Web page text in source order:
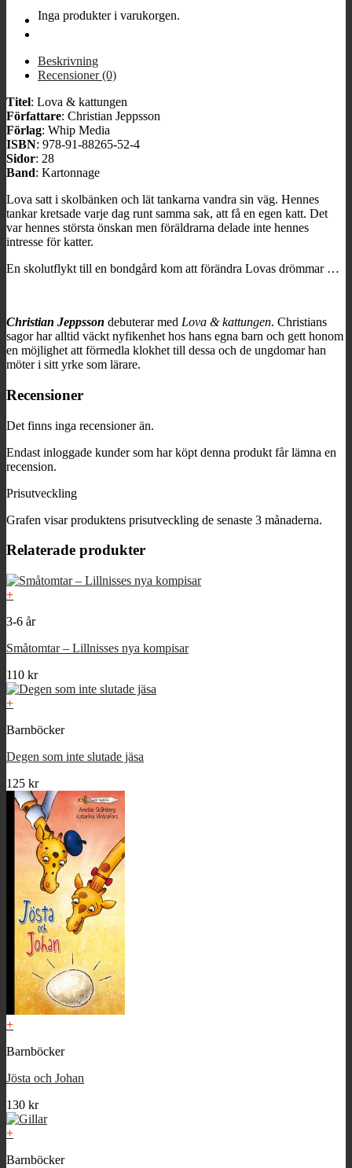
Inga produkter i varukorgen.
Beskrivning
Recensioner (0)
Titel: Lova & kattungen
Författare: Christian Jeppsson
Förlag: Whip Media
ISBN: 978-91-88265-52-4
Sidor: 28
Band: Kartonnage
Lova satt i skolbänken och lät tankarna vandra sin väg. Hennes
tankar kretsade varje dag runt samma sak, att få en egen katt. Det
var hennes största önskan men föräldrarna delade inte hennes
intresse för katter.
En skolutflykt till en bondgård kom att förändra Lovas drömmar …
Christian Jeppsson debuterar med Lova & kattungen. Christians
sagor har alltid väckt nyfikenhet hos hans egna barn och gett honom
en möjlighet att förmedla klokhet till dessa och de ungdomar han
möter i sitt yrke som lärare.
Recensioner
Det finns inga recensioner än.
Endast inloggade kunder som har köpt denna produkt får lämna en
recension.
Prisutveckling
Grafen visar produktens prisutveckling de senaste 3 månaderna.
Relaterade produkter
+
3-6 år
Småtomtar – Lillnisses nya kompisar
110 kr
+
Barnböcker
Degen som inte slutade jäsa
125 kr
+
Barnböcker
Jösta och Johan
130 kr
+
Barnböcker